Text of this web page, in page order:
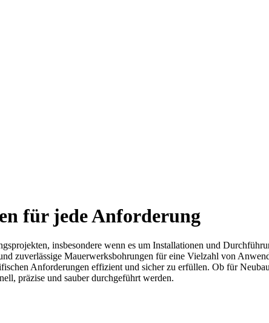
für jede Anforderung
insbesondere wenn es um Installationen und
zuverlässige Mauerwerksbohrungen für eine Vielzahl von
Anforderungen effizient und sicher zu erfüllen. Ob für
präzise und sauber durchgeführt werden.